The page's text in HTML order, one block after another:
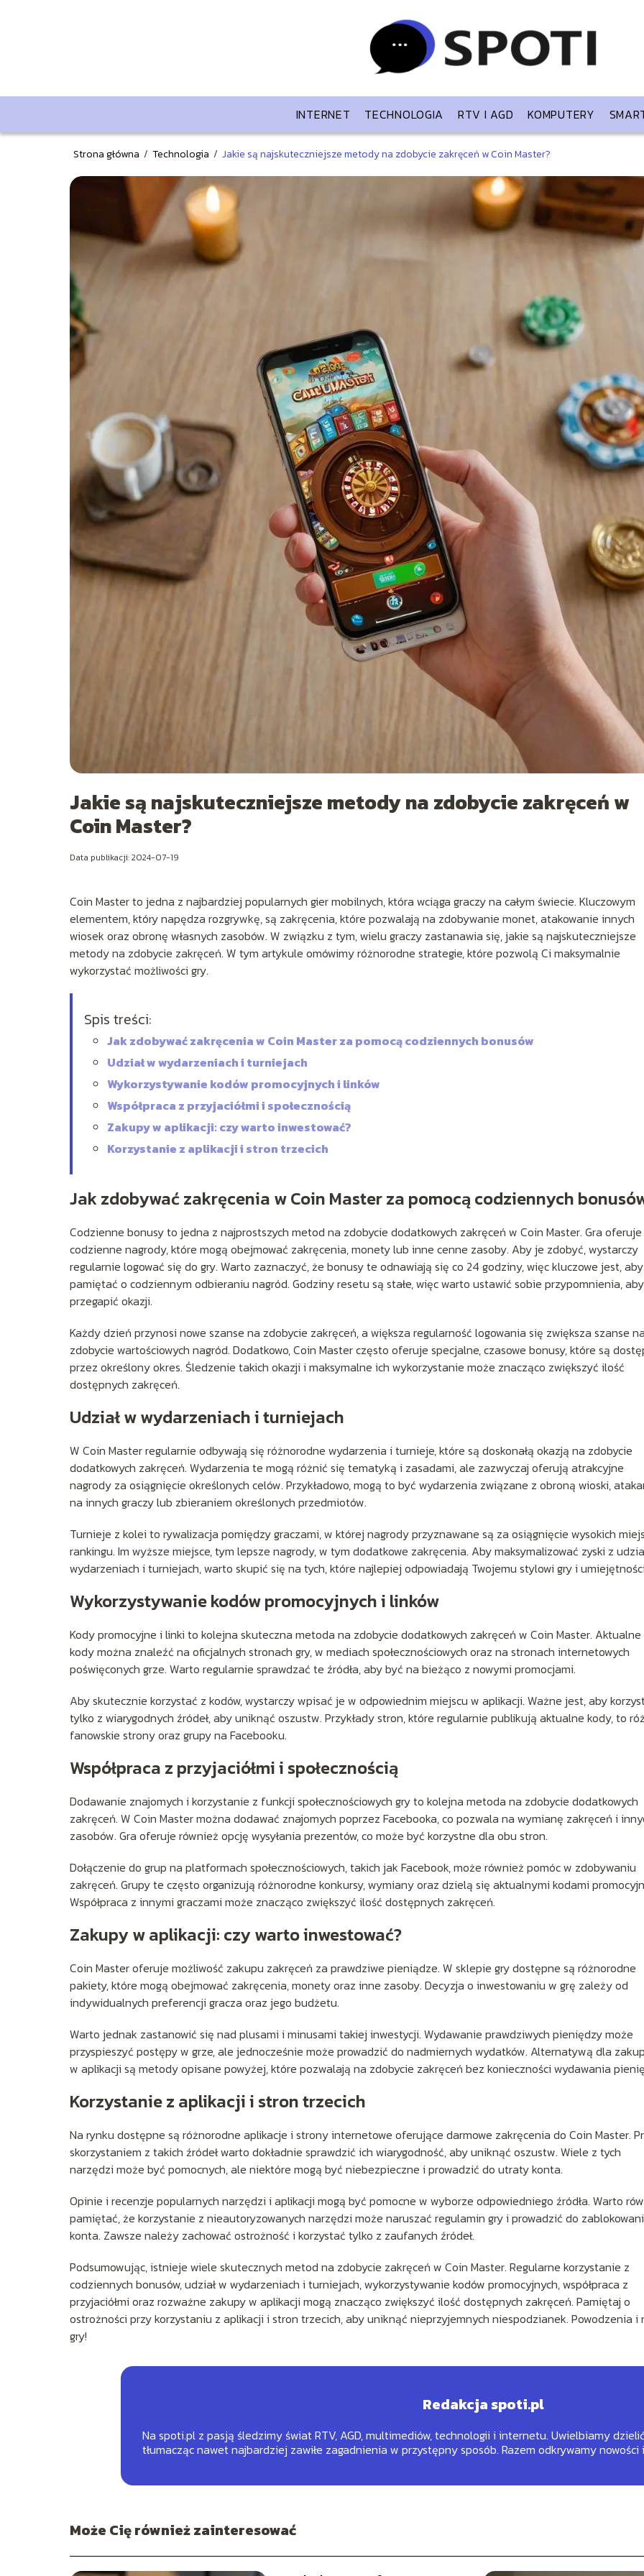
INTERNET TECHNOLOGIA RTV I AGD KOMPUTERY
Strona główna / Technologia / Jakie są najskuteczniejsze metody na zdobycie zakręceń w Coin Master?
Jakie są najskuteczniejsze metody na zdobycie zakręceń w
Coin Master?
Data publikacji: 2024-07-19
Coin Master to jedna z najbardziej popularnych gier mobilnych, która wciąga graczy na całym świecie. Kluczowym
elementem, który napędza rozgrywkę, są zakręcenia, które pozwalają na zdobywanie monet, atakowanie innych
wiosek oraz obronę własnych zasobów. W związku z tym, wielu graczy zastanawia się, jakie są najskuteczniejsze
metody na zdobycie zakręceń. W tym artykule omówimy różnorodne strategie, które pozwolą Ci maksymalnie
wykorzystać możliwości gry.
Spis treści:
Jak zdobywać zakręcenia w Coin Master za pomocą codziennych bonusów
Udział w wydarzeniach i turniejach
Wykorzystywanie kodów promocyjnych i linków
Współpraca z przyjaciółmi i społecznością
Zakupy w aplikacji: czy warto inwestować?
Korzystanie z aplikacji i stron trzecich
Jak zdobywać zakręcenia w Coin Master za pomocą codziennych
Codzienne bonusy to jedna z najprostszych metod na zdobycie dodatkowych zakręceń w Coin Master. Gra oferuje
codzienne nagrody, które mogą obejmować zakręcenia, monety lub inne cenne zasoby. Aby je zdobyć, wystarczy
regularnie logować się do gry. Warto zaznaczyć, że bonusy te odnawiają się co 24 godziny, więc kluczowe jest, aby
pamiętać o codziennym odbieraniu nagród. Godziny resetu są stałe, więc warto ustawić sobie przypomnienia,
przegapić okazji.
Każdy dzień przynosi nowe szanse na zdobycie zakręceń, a większa regularność logowania się zwiększa szanse na
zdobycie wartościowych nagród. Dodatkowo, Coin Master często oferuje specjalne, czasowe bonusy, które są
przez określony okres. Śledzenie takich okazji i maksymalne ich wykorzystanie może znacząco zwiększyć ilość
dostępnych zakręceń.
Udział w wydarzeniach i turniejach
W Coin Master regularnie odbywają się różnorodne wydarzenia i turnieje, które są doskonałą okazją na zdobycie
dodatkowych zakręceń. Wydarzenia te mogą różnić się tematyką i zasadami, ale zazwyczaj oferują atrakcyjne
nagrody za osiągnięcie określonych celów. Przykładowo, mogą to być wydarzenia związane z obroną wioski,
na innych graczy lub zbieraniem określonych przedmiotów.
Turnieje z kolei to rywalizacja pomiędzy graczami, w której nagrody przyznawane są za osiągnięcie wysokich
rankingu. Im wyższe miejsce, tym lepsze nagrody, w tym dodatkowe zakręcenia. Aby maksymalizować zyski z
wydarzeniach i turniejach, warto skupić się na tych, które najlepiej odpowiadają Twojemu stylowi gry i
Wykorzystywanie kodów promocyjnych i linków
Kody promocyjne i linki to kolejna skuteczna metoda na zdobycie dodatkowych zakręceń w Coin Master. Aktualne
kody można znaleźć na oficjalnych stronach gry, w mediach społecznościowych oraz na stronach internetowych
poświęconych grze. Warto regularnie sprawdzać te źródła, aby być na bieżąco z nowymi promocjami.
Aby skutecznie korzystać z kodów, wystarczy wpisać je w odpowiednim miejscu w aplikacji. Ważne jest, aby
tylko z wiarygodnych źródeł, aby uniknąć oszustw. Przykłady stron, które regularnie publikują aktualne kody, to
fanowskie strony oraz grupy na Facebooku.
Współpraca z przyjaciółmi i społecznością
Dodawanie znajomych i korzystanie z funkcji społecznościowych gry to kolejna metoda na zdobycie dodatkowych
zakręceń. W Coin Master można dodawać znajomych poprzez Facebooka, co pozwala na wymianę zakręceń i
zasobów. Gra oferuje również opcję wysyłania prezentów, co może być korzystne dla obu stron.
Dołączenie do grup na platformach społecznościowych, takich jak Facebook, może również pomóc w zdobywaniu
zakręceń. Grupy te często organizują różnorodne konkursy, wymiany oraz dzielą się aktualnymi kodami
Współpraca z innymi graczami może znacząco zwiększyć ilość dostępnych zakręceń.
Zakupy w aplikacji: czy warto inwestować?
Coin Master oferuje możliwość zakupu zakręceń za prawdziwe pieniądze. W sklepie gry dostępne są różnorodne
pakiety, które mogą obejmować zakręcenia, monety oraz inne zasoby. Decyzja o inwestowaniu w grę zależy od
indywidualnych preferencji gracza oraz jego budżetu.
Warto jednak zastanowić się nad plusami i minusami takiej inwestycji. Wydawanie prawdziwych pieniędzy może
przyspieszyć postępy w grze, ale jednocześnie może prowadzić do nadmiernych wydatków. Alternatywą dla
w aplikacji są metody opisane powyżej, które pozwalają na zdobycie zakręceń bez konieczności wydawania
Korzystanie z aplikacji i stron trzecich
Na rynku dostępne są różnorodne aplikacje i strony internetowe oferujące darmowe zakręcenia do Coin Master.
skorzystaniem z takich źródeł warto dokładnie sprawdzić ich wiarygodność, aby uniknąć oszustw. Wiele z tych
narzędzi może być pomocnych, ale niektóre mogą być niebezpieczne i prowadzić do utraty konta.
Opinie i recenzje popularnych narzędzi i aplikacji mogą być pomocne w wyborze odpowiedniego źródła. Warto
pamiętać, że korzystanie z nieautoryzowanych narzędzi może naruszać regulamin gry i prowadzić do
konta. Zawsze należy zachować ostrożność i korzystać tylko z zaufanych źródeł.
Podsumowując, istnieje wiele skutecznych metod na zdobycie zakręceń w Coin Master. Regularne korzystanie z
codziennych bonusów, udział w wydarzeniach i turniejach, wykorzystywanie kodów promocyjnych, współpraca z
przyjaciółmi oraz rozważne zakupy w aplikacji mogą znacząco zwiększyć ilość dostępnych zakręceń. Pamiętaj o
ostrożności przy korzystaniu z aplikacji i stron trzecich, aby uniknąć nieprzyjemnych niespodzianek. Powodzenia i
gry!
Redakcja spoti.pl
Na spoti.pl z pasją śledzimy świat RTV, AGD, multimediów, technologii i internetu. Uwielbiamy
tłumacząc nawet najbardziej zawiłe zagadnienia w przystępny sposób. Razem odkrywamy
Może Cię również zainteresować